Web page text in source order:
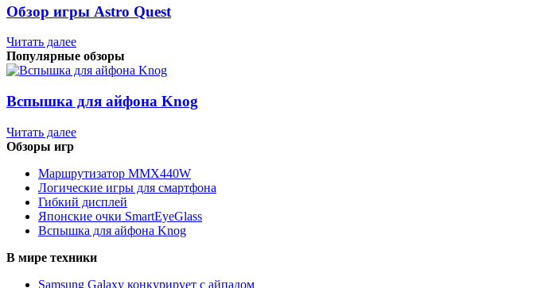
Обзор игры Astro Quest
Читать далее
Популярные обзоры
Вспышка для айфона Knog
Читать далее
Обзоры игр
Маршрутизатор MMX440W
Логические игры для смартфона
Гибкий дисплей
Японские очки SmartEyeGlass
Вспышка для айфона Knog
В мире техники
Samsung Galaxy конкурирует с айпадом